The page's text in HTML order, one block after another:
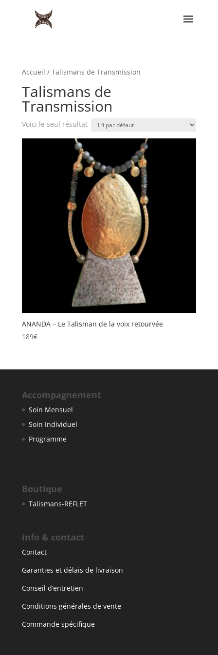
Accueil / Talismans de Transmission
Talismans de
Transmission
Voici le seul résultat
ANANDA – Le Talisman de la voix retourvée
189€
Accompagnement
Soin Mensuel
Soin Individuel
Programme
Boutique
Talismans-REFLET
info & contact
Contact
Garanties et délais de livraison
Conseil d’entretien
Conditions générales de vente
Commande spécifique